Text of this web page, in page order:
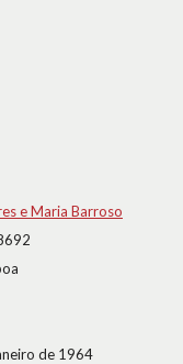
e Maria Barroso
de 1964